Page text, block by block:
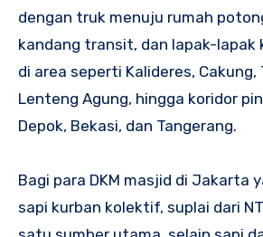
dengan truk menuju rumah
kandang transit, dan lapak-lapak
di area seperti Kalideres, Cakung,
Lenteng Agung, hingga koridor
Depok, Bekasi, dan Tangerang.
Bagi para DKM masjid di Jakarta
sapi kurban kolektif, suplai dari